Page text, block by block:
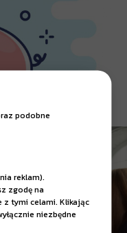
podobne
reklam).
zgodę na
z tymi celami. Klikając
niezbędne